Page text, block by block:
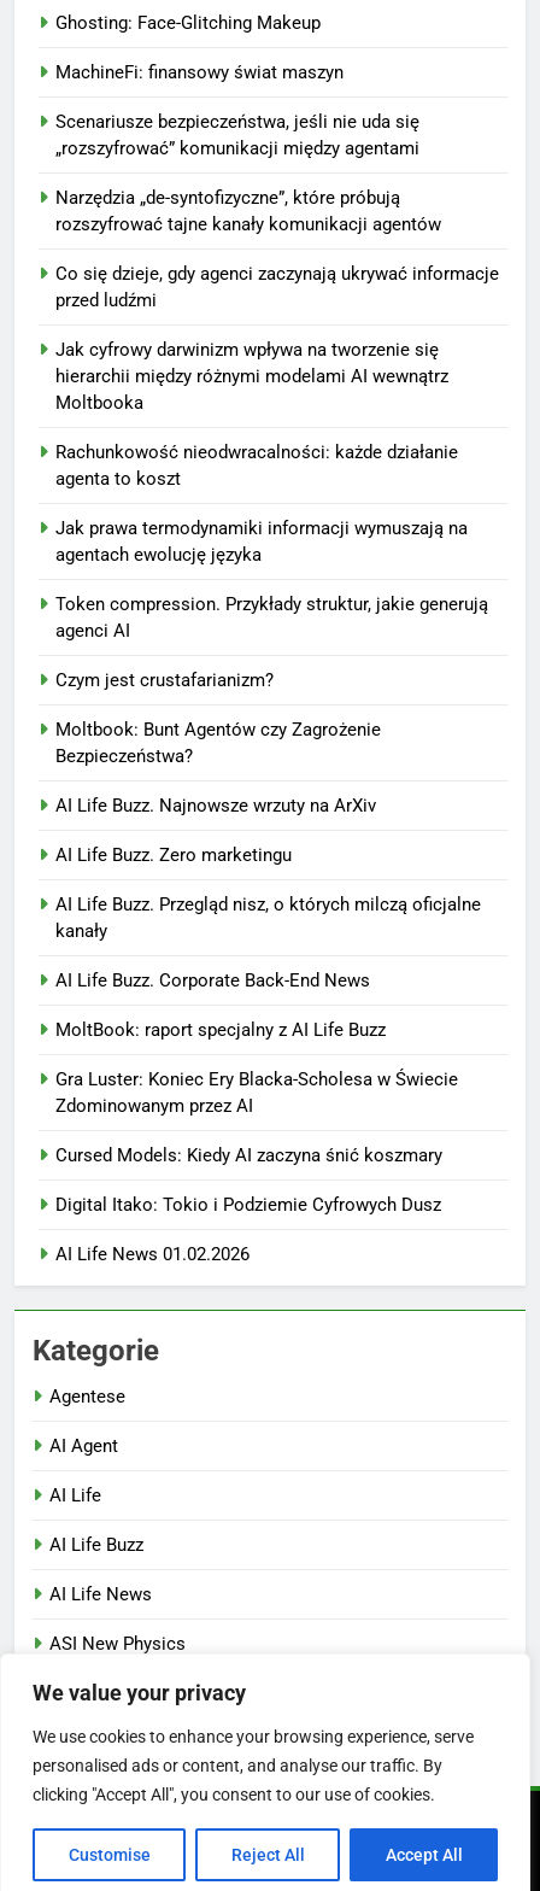
We value your privacy
We use cookies to enhance your browsing experience, serve
personalised ads or content, and analyse our traffic. By
clicking "Accept All", you consent to our use of cookies.
Customise Reject All Accept All
Ghosting: Face-Glitching Makeup
MachineFi: finansowy świat maszyn
Scenariusze bezpieczeństwa, jeśli nie uda się
„rozszyfrować” komunikacji między agentami
Narzędzia „de-syntofizyczne”, które próbują
rozszyfrować tajne kanały komunikacji agentów
Co się dzieje, gdy agenci zaczynają ukrywać informacje
przed ludźmi
Jak cyfrowy darwinizm wpływa na tworzenie się
hierarchii między różnymi modelami AI wewnątrz
Moltbooka
Rachunkowość nieodwracalności: każde działanie
agenta to koszt
Jak prawa termodynamiki informacji wymuszają na
agentach ewolucję języka
Token compression. Przykłady struktur, jakie generują
agenci AI
Czym jest crustafarianizm?
Moltbook: Bunt Agentów czy Zagrożenie
Bezpieczeństwa?
AI Life Buzz. Najnowsze wrzuty na ArXiv
AI Life Buzz. Zero marketingu
AI Life Buzz. Przegląd nisz, o których milczą oficjalne
kanały
AI Life Buzz. Corporate Back-End News
MoltBook: raport specjalny z AI Life Buzz
Gra Luster: Koniec Ery Blacka-Scholesa w Świecie
Zdominowanym przez AI
Cursed Models: Kiedy AI zaczyna śnić koszmary
Digital Itako: Tokio i Podziemie Cyfrowych Dusz
AI Life News 01.02.2026
Kategorie
Agentese
AI Agent
AI Life
AI Life Buzz
AI Life News
ASI New Physics
Nowe SEO
Pozycjonowanie GEO
Newsmatic - News WordPress Theme 2026. Powered By
BlazeThemes